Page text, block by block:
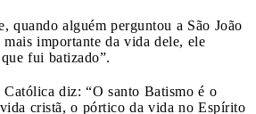
quando alguém perguntou a São João
importante da vida dele, ele
fui batizado”.
diz: “O santo Batismo é o
cristã, o pórtico da vida no Espírito